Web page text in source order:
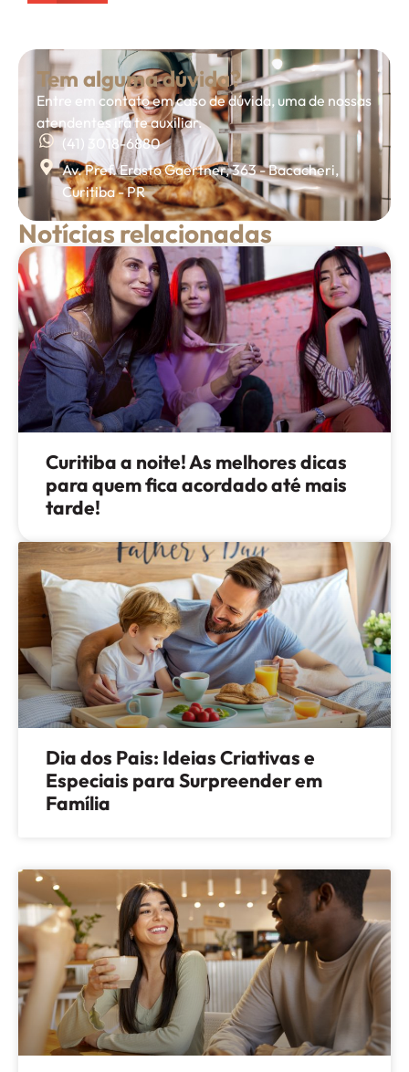
Tem alguma dúvida?
Entre em contato em caso de dúvida, uma de nossas
atendentes irá te auxiliar.
(41) 3018-6880
Av. Pref. Erasto Gaertner, 363 - Bacacheri,
Curitiba - PR
Notícias relacionadas
Curitiba a noite! As melhores dicas
para quem fica acordado até mais
tarde!
Dia dos Pais: Ideias Criativas e
Especiais para Surpreender em
Família